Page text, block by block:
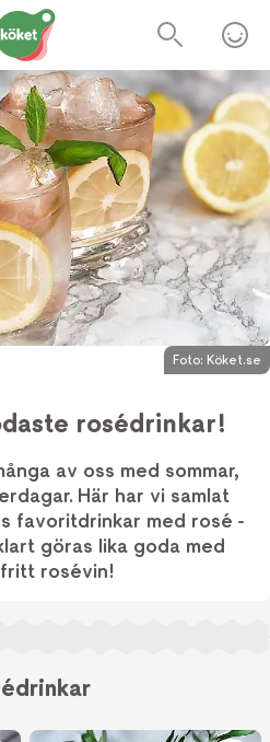
Foto: Köket.se
rosédrinkar!
av oss med sommar,
Här har vi samlat
favoritdrinkar med rosé -
göras lika goda med
rosévin!